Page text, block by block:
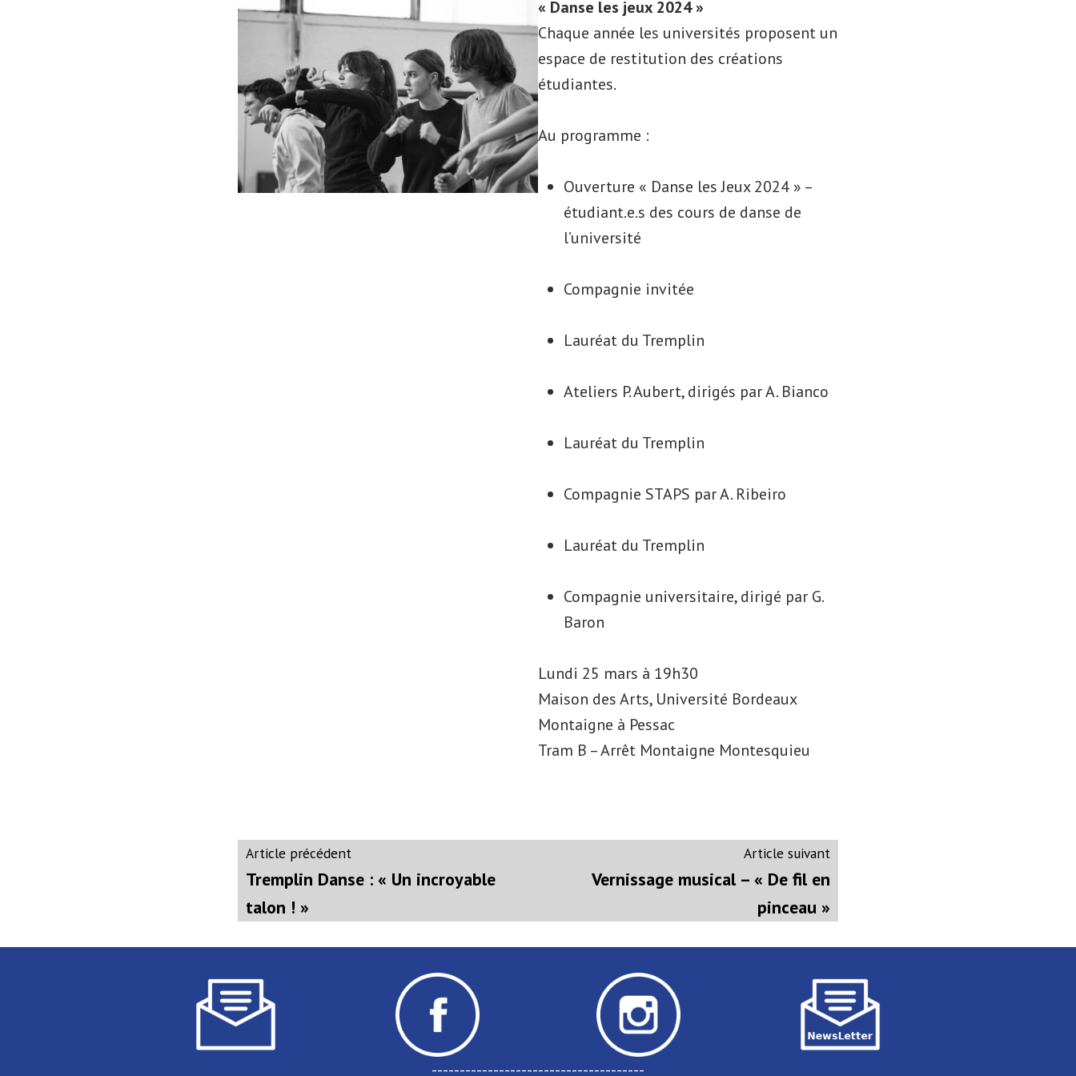
« Danse les jeux 2024 »
Chaque année les universités proposent un
espace de restitution des créations
étudiantes.
Au programme :
Ouverture « Danse les Jeux 2024 » –
étudiant.e.s des cours de danse de
l’université
Compagnie invitée
Lauréat du Tremplin
Ateliers P. Aubert, dirigés par A. Bianco
Lauréat du Tremplin
Compagnie STAPS par A. Ribeiro
Lauréat du Tremplin
Compagnie universitaire, dirigé par G.
Baron
Lundi 25 mars à 19h30
Maison des Arts, Université Bordeaux
Montaigne à Pessac
Tram B – Arrêt Montaigne Montesquieu
Navigation
de
l’article
Article précédent
précédent :
Tremplin Danse : « Un incroyable
talon ! »
Article suivant
Vernissage musical – « De fil en
pinceau »
--------------------------------------